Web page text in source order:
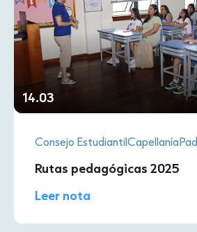
14.03
Consejo EstudiantilCapellanía
Rutas pedagógicas 2025
Leer nota